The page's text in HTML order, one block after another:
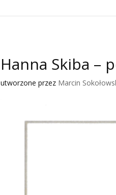
Hanna Skiba –
utworzone przez Marcin